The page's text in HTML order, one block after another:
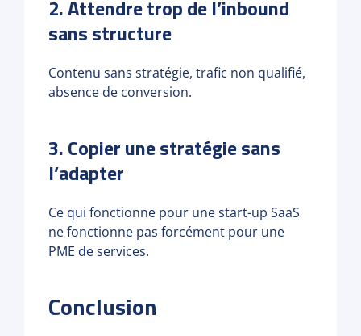
2. Attendre trop de l’inbound
sans structure
Contenu sans stratégie, trafic non qualifié,
absence de conversion.
3. Copier une stratégie sans
l’adapter
Ce qui fonctionne pour une start-up SaaS
ne fonctionne pas forcément pour une
PME de services.
Conclusion